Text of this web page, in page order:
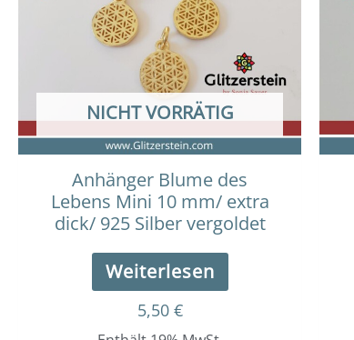
NICHT VORRÄTIG
Anhänger Blume des
Lebens Mini 10 mm/ extra
dick/ 925 Silber vergoldet
Weiterlesen
5,50 €